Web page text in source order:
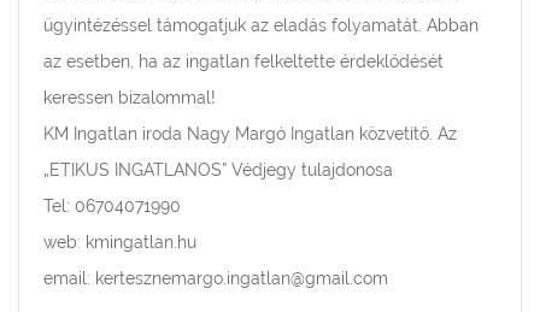
ügyintézéssel támogatjuk az eladás folyamatát. Abban
az esetben, ha az ingatlan felkeltette érdeklődését
keressen bizalommal!
KM Ingatlan iroda Nagy Margó Ingatlan közvetítő. Az
„ETIKUS INGATLANOS” Védjegy tulajdonosa
Tel: 06704071990
web: kmingatlan.hu
email: kertesznemargo.ingatlan@gmail.com